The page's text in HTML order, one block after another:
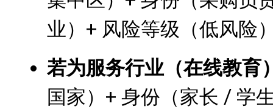
业）+ 风险等级（低风险
若为服务行业（在线教育
国家）+ 身份（家长 / 学